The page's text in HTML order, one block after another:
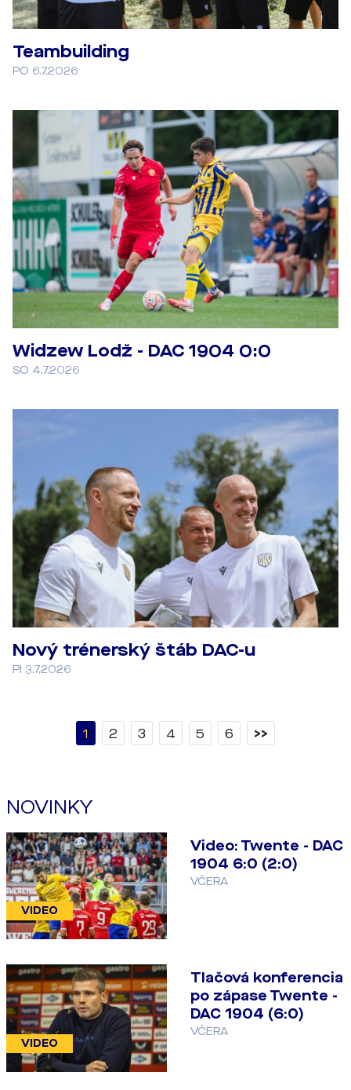
Teambuilding
PO 6.7.2026
Widzew Lodž - DAC 1904 0:0
SO 4.7.2026
Nový trénerský štáb DAC-u
PI 3.7.2026
1 2 3 4 5 6 >>
NOVINKY
VIDEO
Video: Twente - DAC
1904 6:0 (2:0)
VČERA
VIDEO
Tlačová konferencia
po zápase Twente -
DAC 1904 (6:0)
VČERA